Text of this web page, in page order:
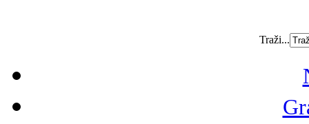
Traži...